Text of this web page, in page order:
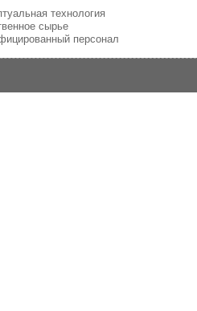
технология
сырье
персонал